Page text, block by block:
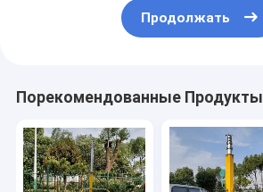
Продолжать
Порекомендованные Продукты